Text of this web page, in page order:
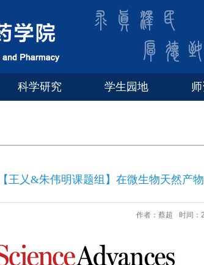
科学研究 学生园地
【王乂&朱伟明课题组】在微生物天然产
作者：蔡超 时间：